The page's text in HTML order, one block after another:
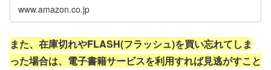
www.amazon.co.jp
また、在庫切れやFLASH(フラッシュ)を買い忘れてしま
った場合は、電子書籍サービスを利用すれば見逃がすこと